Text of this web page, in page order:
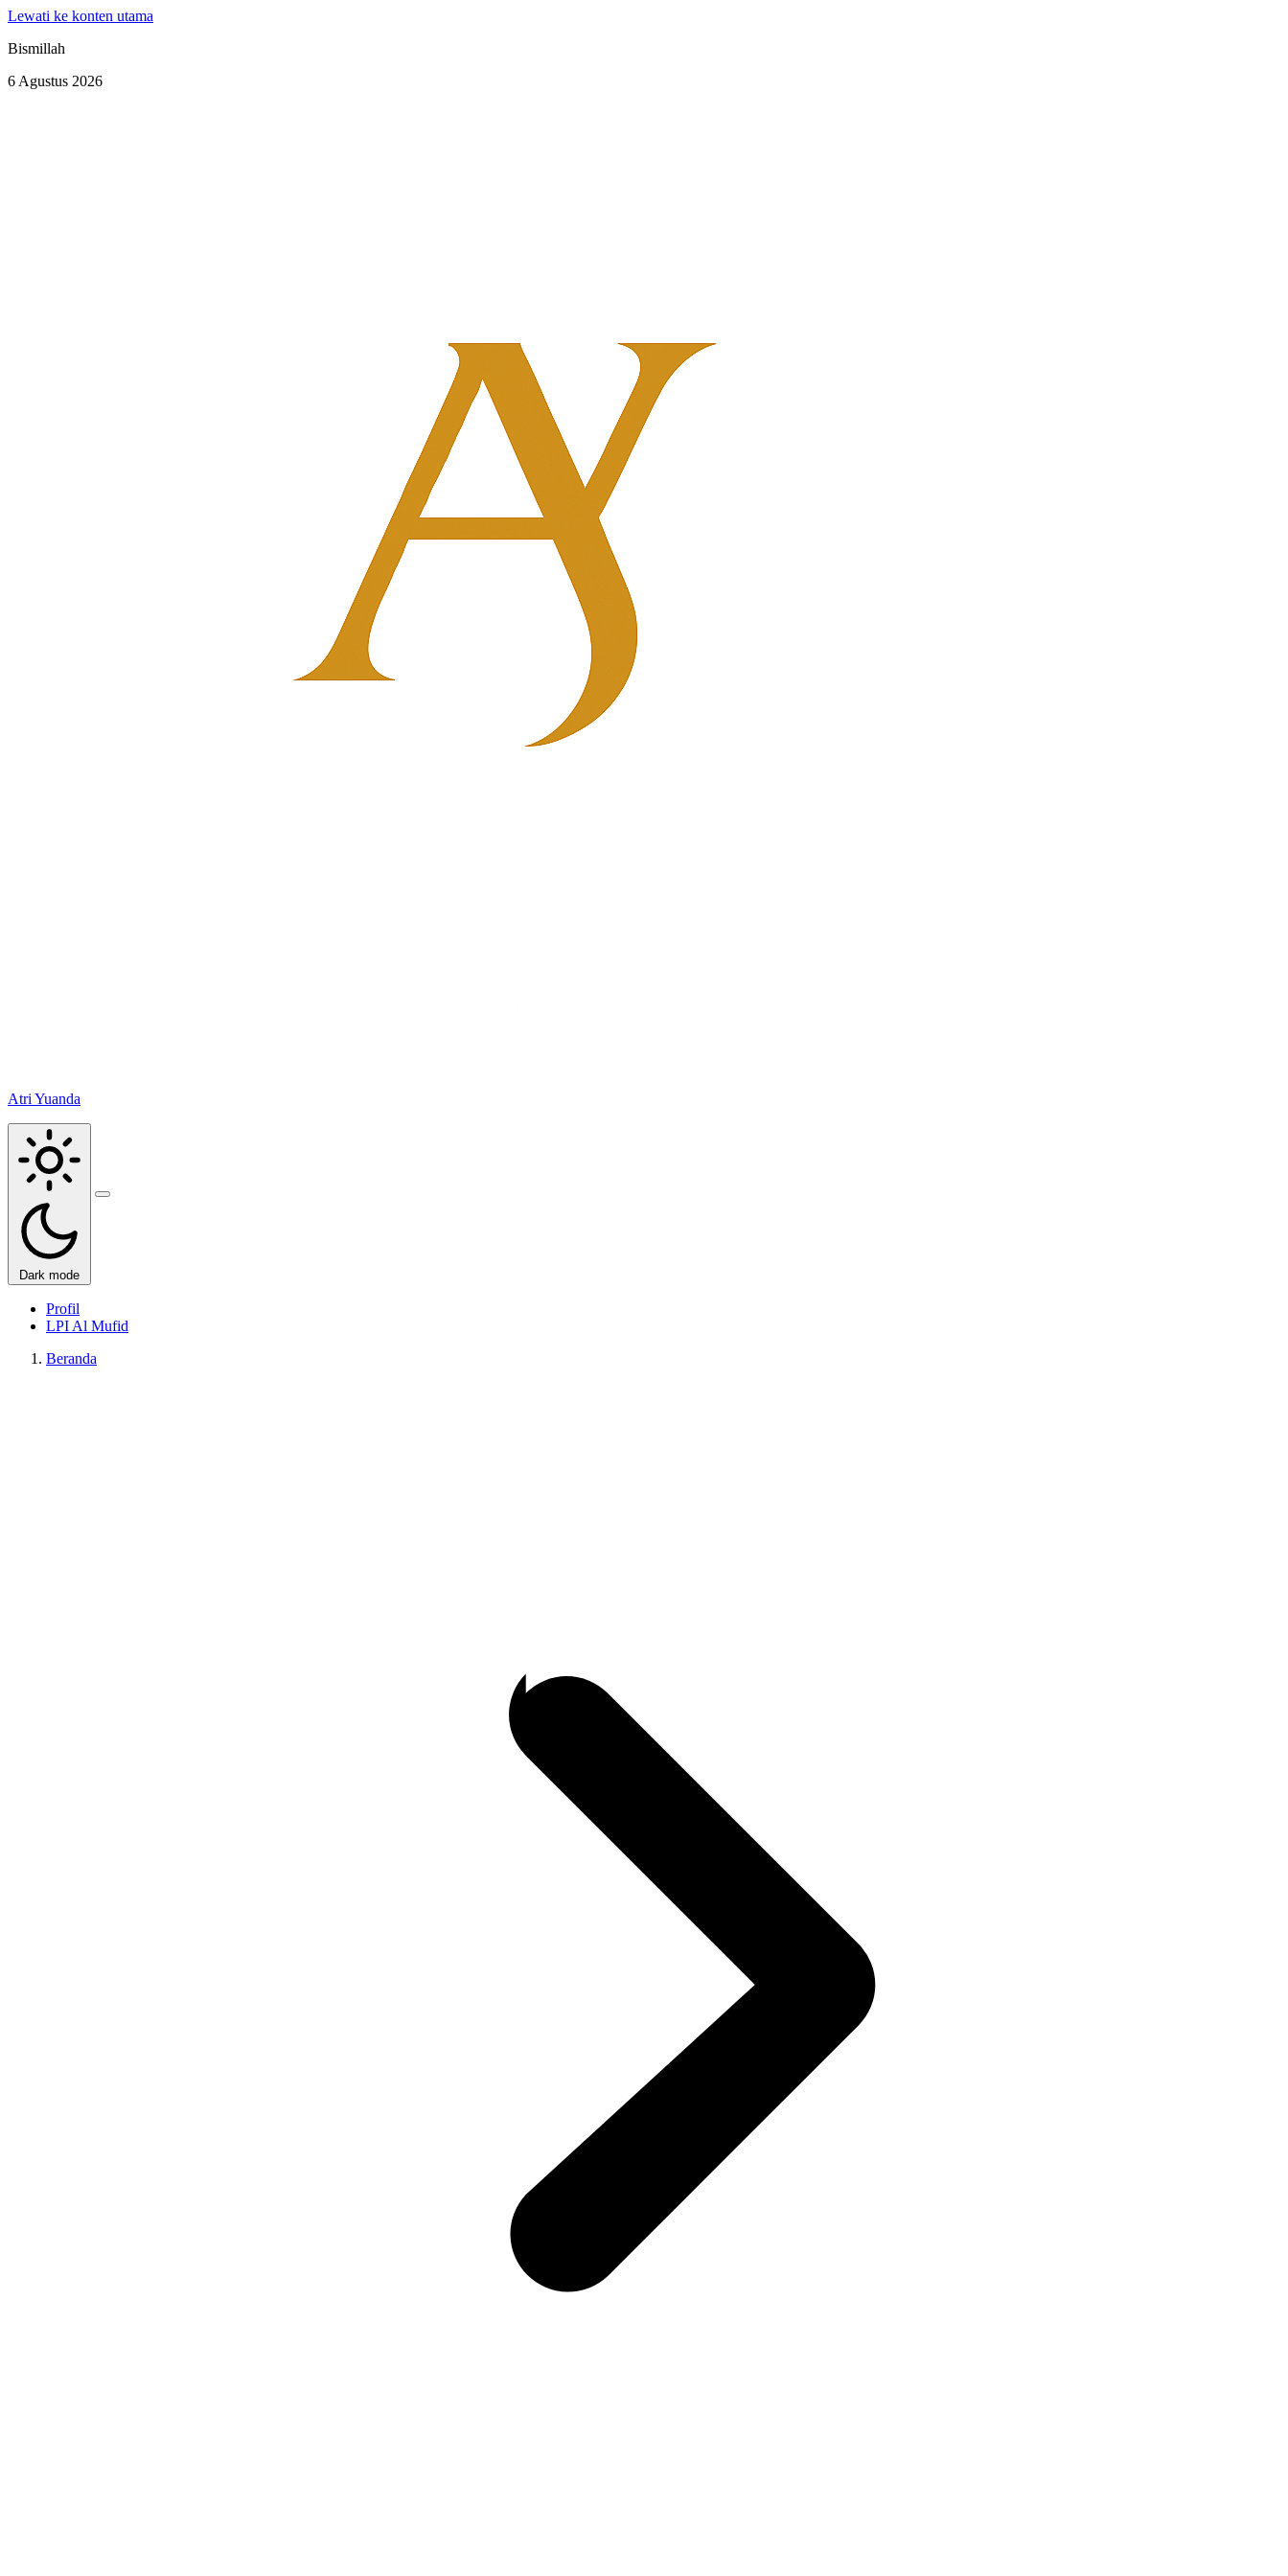
Lewati ke konten utama
Bismillah
6 Agustus 2026
Atri Yuanda
Dark mode
Buka
Profil
LPI Al Mufid
Beranda